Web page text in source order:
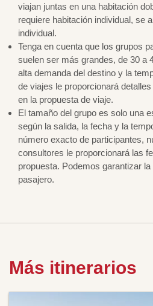
viajan juntas en una habitación
requiere habitación individual, se
individual.
Tenga en cuenta que los grupos
suelen ser más grandes, de 30 a
alta demanda del destino y la
de viajes le proporcionará
en la propuesta de viaje.
El tamaño del grupo es solo una
según la salida, la fecha y la
número exacto de participantes,
consultores le proporcionará las
propuesta. Podemos garantizar
pasajero.
Más itinerarios